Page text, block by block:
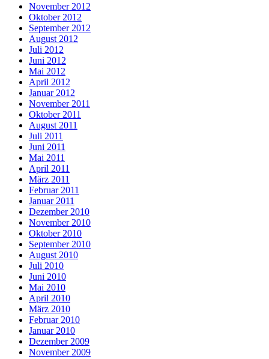
November 2012
Oktober 2012
September 2012
August 2012
Juli 2012
Juni 2012
Mai 2012
April 2012
Januar 2012
November 2011
Oktober 2011
August 2011
Juli 2011
Juni 2011
Mai 2011
April 2011
März 2011
Februar 2011
Januar 2011
Dezember 2010
November 2010
Oktober 2010
September 2010
August 2010
Juli 2010
Juni 2010
Mai 2010
April 2010
März 2010
Februar 2010
Januar 2010
Dezember 2009
November 2009